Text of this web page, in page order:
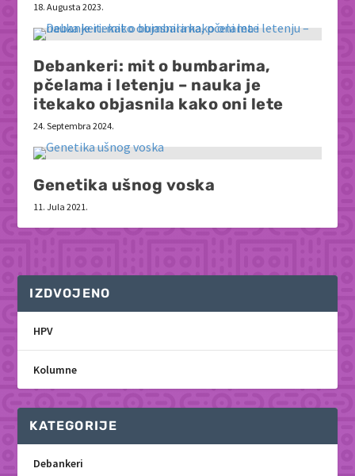
18. Augusta 2023.
Debankeri: mit o bumbarima,
pčelama i letenju – nauka je
itekako objasnila kako oni lete
24. Septembra 2024.
Genetika ušnog voska
11. Jula 2021.
IZDVOJENO
HPV
Kolumne
KATEGORIJE
Debankeri